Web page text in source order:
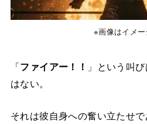
※画像はイメー
「ファイアー！！ 」という叫
はない。
それは彼自身への奮い立たせ